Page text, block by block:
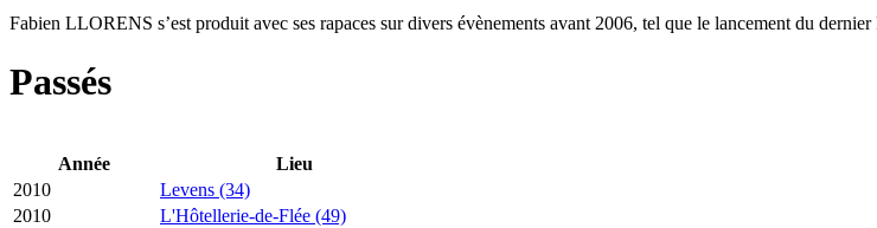
Fabien LLORENS s’est produit avec ses rapaces sur divers évènements avant 2006, tel que le lancement du
Passés
Année
Lieu
2010
Levens (34)
2010
L'Hôtellerie-de-Flée (49)